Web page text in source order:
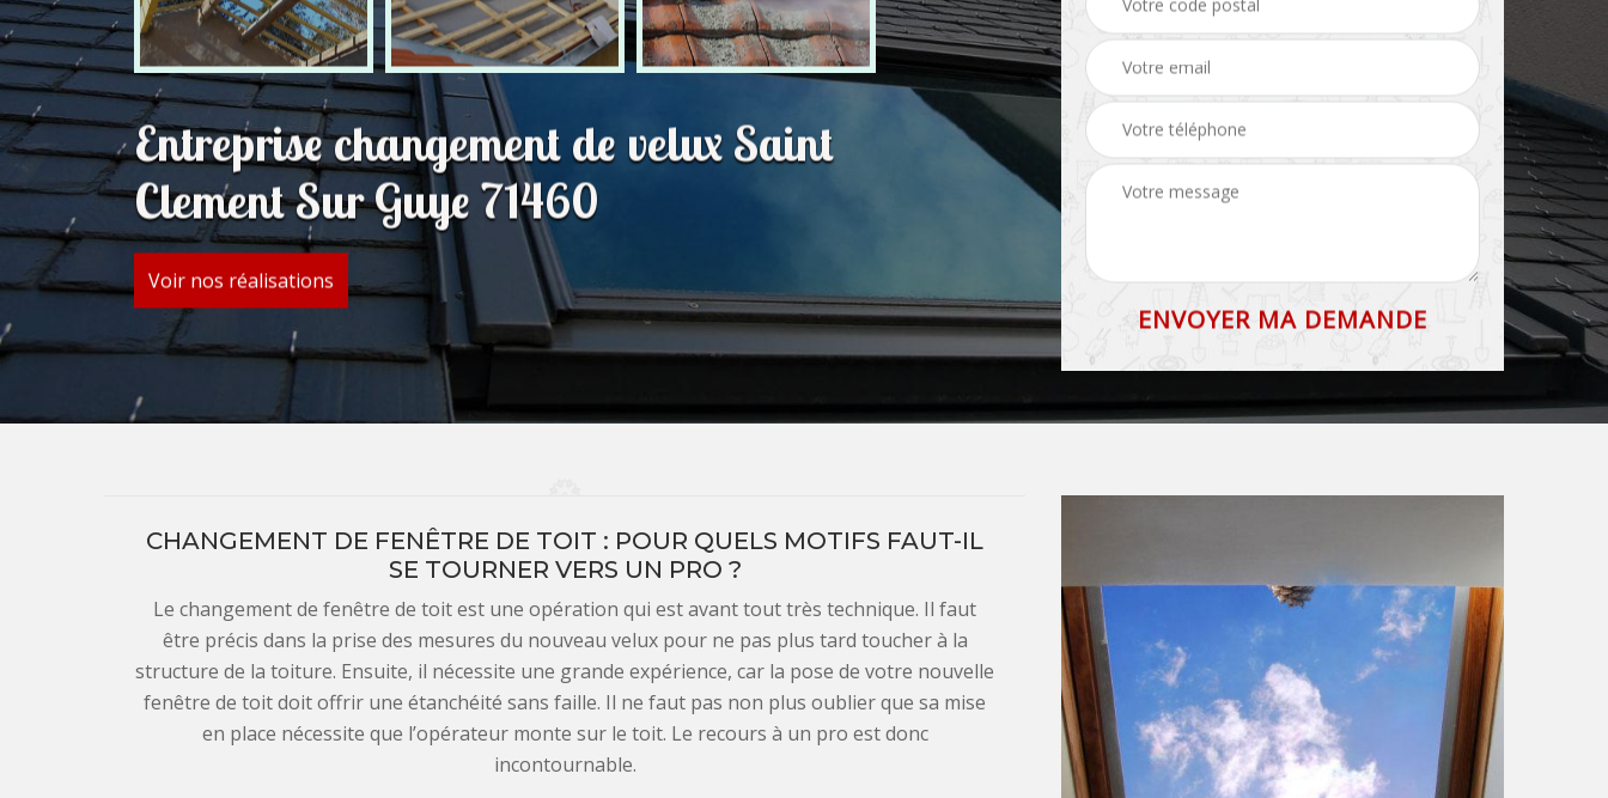
Entreprise changement de velux Saint
Clement Sur Guye 71460
Voir nos réalisations
CHANGEMENT DE FENÊTRE DE TOIT : POUR QUELS MOTIFS FAUT-IL
SE TOURNER VERS UN PRO ?
Le changement de fenêtre de toit est une opération qui est avant tout très technique. Il faut
être précis dans la prise des mesures du nouveau velux pour ne pas plus tard toucher à la
structure de la toiture. Ensuite, il nécessite une grande expérience, car la pose de votre nouvelle
fenêtre de toit doit offrir une étanchéité sans faille. Il ne faut pas non plus oublier que sa mise
en place nécessite que l’opérateur monte sur le toit. Le recours à un pro est donc
incontournable.